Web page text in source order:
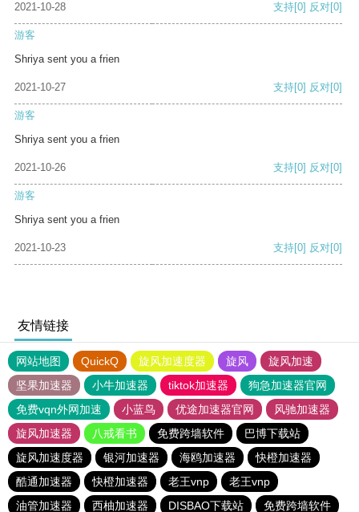
2021-10-28 支持[0] 反对[0]
游客
Shriya sent you a frien
2021-10-27 支持[0] 反对[0]
游客
Shriya sent you a frien
2021-10-26 支持[0] 反对[0]
游客
Shriya sent you a frien
2021-10-23 支持[0] 反对[0]
友情链接
网站地图 QuickQ 旋风加速度器 旋风
旋风加速
坚果加速器
小牛加速器 tiktok加速器
狗急加速器官网
免费vqn外网加速
小蓝鸟 优途加速器官网
风驰加速器
旋风加速器
八戒看书 免费跨墙软件
巴博下载站
旋风加速度器
银河加速器 海鸥加速器
快橙加速器
酷通加速器
快橙加速器 老王vnp
老王vnp
油管加速器
西柚加速器 DISBAO下载站 免费跨墙软件